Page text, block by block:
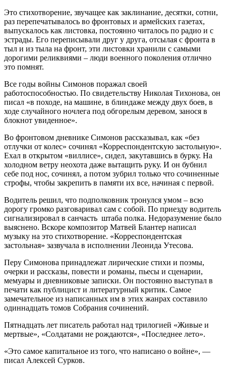
Это стихотворение, звучащее как заклинание, десятки, сотни,
раз перепечатывалось во фронтовых и армейских газетах,
выпускалось как листовка, постоянно читалось по радио и с
эстрады. Его переписывали друг у друга, отсылая с фронта в
тыл и из тыла на фронт, эти листовки хранили с самыми
дорогими реликвиями – люди военного поколения отлично
это помнят.
Все годы войны Симонов поражал своей
работоспособностью. По свидетельству Николая Тихонова, он
писал «в походе, на машине, в блиндаже между двух боев, в
ходе случайного ночлега под обгорелым деревом, занося в
блокнот увиденное».
Во фронтовом дневнике Симонов рассказывал, как «без
отлучки от колес» сочинял «Корреспондентскую застольную».
Ехал в открытом «виллисе», сидел, закутавшись в бурку. На
холодном ветру неохота даже вытащить руку. И он бубнил
себе под нос, сочинял, а потом зубрил только что сочиненные
строфы, чтобы закрепить в памяти их все, начиная с первой.
Водитель решил, что подполковник тронулся умом – всю
дорогу громко разговаривал сам с собой. По приезду водитель
сигнализировал в санчасть штаба полка. Недоразумение было
выяснено. Вскоре композитор Матвей Блантер написал
музыку на это стихотворение. «Корреспондентская
застольная» зазвучала в исполнении Леонида Утесова.
Перу Симонова принадлежат лирические стихи и поэмы,
очерки и рассказы, повести и романы, пьесы и сценарии,
мемуары и дневниковые записки. Он постоянно выступал в
печати как публицист и литературный критик. Самое
замечательное из написанных им в этих жанрах составило
одиннадцать томов Собрания сочинений.
Пятнадцать лет писатель работал над трилогией «Живые и
мертвые», «Солдатами не рождаются», «Последнее лето».
«Это самое капитальное из того, что написано о войне», —
писал Алексей Сурков.